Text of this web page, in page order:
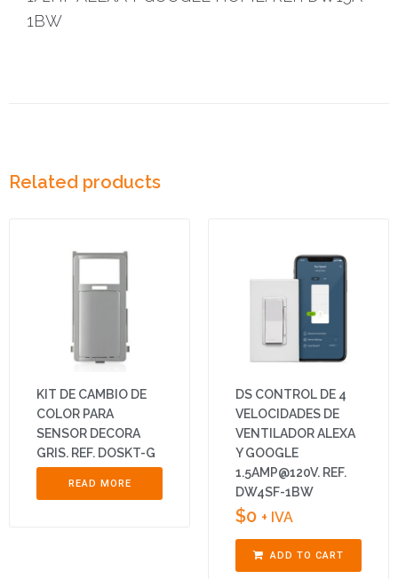
1BW
Related products
KIT DE CAMBIO DE
COLOR PARA
SENSOR DECORA
GRIS. REF. DOSKT-G
READ MORE
DS CONTROL DE 4
VELOCIDADES DE
VENTILADOR ALEXA
Y GOOGLE
1.5AMP@120V. REF.
DW4SF-1BW
$0 + IVA
ADD TO CART